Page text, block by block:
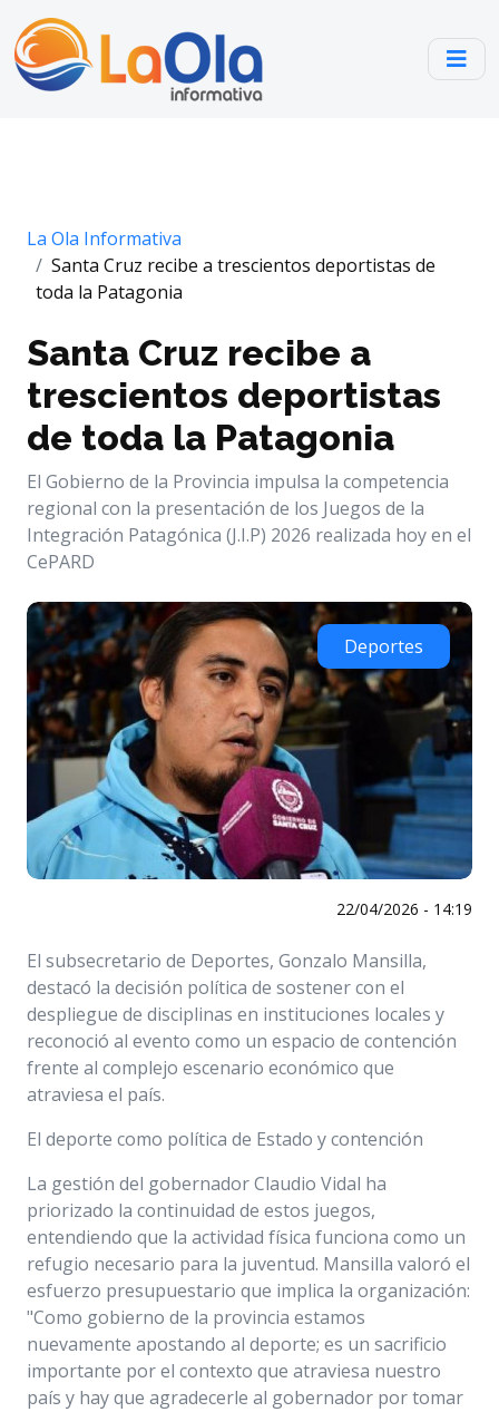
La Ola Informativa
Santa Cruz recibe a trescientos deportistas de
toda la Patagonia
Santa Cruz recibe a
trescientos deportistas
de toda la Patagonia
El Gobierno de la Provincia impulsa la competencia
regional con la presentación de los Juegos de la
Integración Patagónica (J.I.P) 2026 realizada hoy en el
CePARD
Deportes
22/04/2026 - 14:19
El subsecretario de Deportes, Gonzalo Mansilla,
destacó la decisión política de sostener con el
despliegue de disciplinas en instituciones locales y
reconoció al evento como un espacio de contención
frente al complejo escenario económico que
atraviesa el país.
El deporte como política de Estado y contención
La gestión del gobernador Claudio Vidal ha
priorizado la continuidad de estos juegos,
entendiendo que la actividad física funciona como un
refugio necesario para la juventud. Mansilla valoró el
esfuerzo presupuestario que implica la organización:
"Como gobierno de la provincia estamos
nuevamente apostando al deporte; es un sacrificio
importante por el contexto que atraviesa nuestro
país y hay que agradecerle al gobernador por tomar